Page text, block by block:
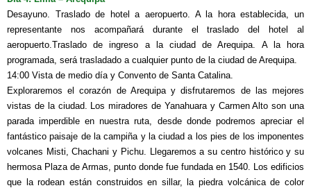
Desayuno. Traslado de hotel a aeropuerto. A la hora establecida, un
representante nos acompañará durante el traslado del hotel al
aeropuerto.Traslado de ingreso a la ciudad de Arequipa. A la hora
programada, será trasladado a cualquier punto de la ciudad de Arequipa.
14:00 Vista de medio día y Convento de Santa Catalina.
Exploraremos el corazón de Arequipa y disfrutaremos de las mejores
vistas de la ciudad. Los miradores de Yanahuara y Carmen Alto son una
parada imperdible en nuestra ruta, desde donde podremos apreciar el
fantástico paisaje de la campiña y la ciudad a los pies de los imponentes
volcanes Misti, Chachani y Pichu. Llegaremos a su centro histórico y su
hermosa Plaza de Armas, punto donde fue fundada en 1540. Los edificios
que la rodean están construidos en sillar, la piedra volcánica de color